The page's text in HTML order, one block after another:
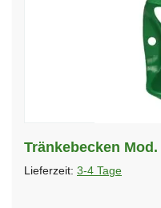
Tränkebecken Mod.
Lieferzeit: 3-4 Tage